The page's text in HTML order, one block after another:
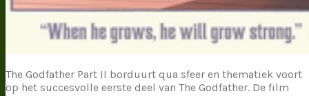
The Godfather Part II borduurt qua sfeer en thematiek voort
op het succesvolle eerste deel van The Godfather. De film